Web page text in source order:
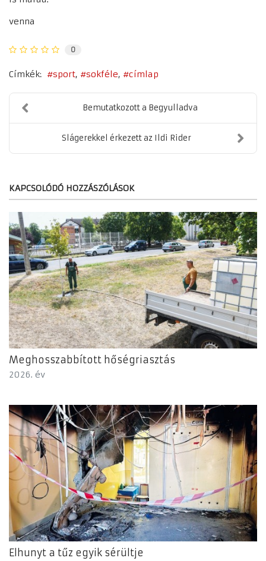
venna
0
Címkék: sport sokféle címlap
Bemutatkozott a Begyulladva
Slágerekkel érkezett az Ildi Rider
KAPCSOLÓDÓ HOZZÁSZÓLÁSOK
Meghosszabbított hőségriasztás
2026. év
Elhunyt a tűz egyik sérültje